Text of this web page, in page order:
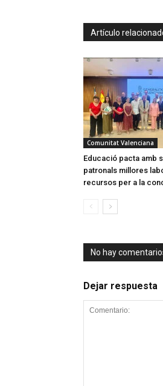
Artículo
Comunitat Valenciana
Educació pacta amb
patronals millores
recursos per a la
No hay
Dejar respuesta